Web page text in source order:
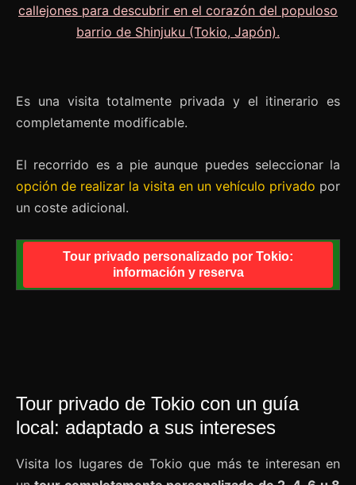
Es una visita totalmente privada y el itinerario es
completamente modificable.
El recorrido es a pie aunque puedes seleccionar la
opción de realizar la visita en un vehículo privado por
un coste adicional.
Tour privado personalizado por Tokio:
información y reserva
Tour privado de Tokio con un guía
local: adaptado a sus intereses
Visita los lugares de Tokio que más te interesan en